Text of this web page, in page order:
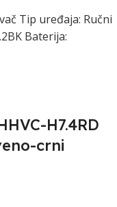
Tip uređaja: Ručni
Baterija:
H7.4RD
crni